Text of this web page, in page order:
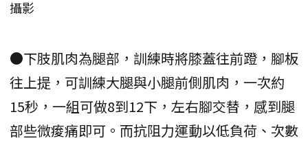
攝影
●下肢肌肉為腿部，訓練時將膝蓋往前蹬，腳板
往上提，可訓練大腿與小腿前側肌肉，一次約
15秒，一組可做8到12下，左右腳交替，感到腿
部些微痠痛即可。而抗阻力運動以低負荷、次數